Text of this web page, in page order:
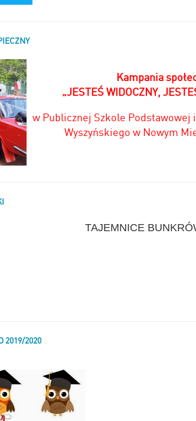
Kampania
„JESTEŚ WIDOCZNY,
w Publicznej Szkole Podstawowej
Wyszyńskiego w Nowym
TAJEMNICE
2019/2020